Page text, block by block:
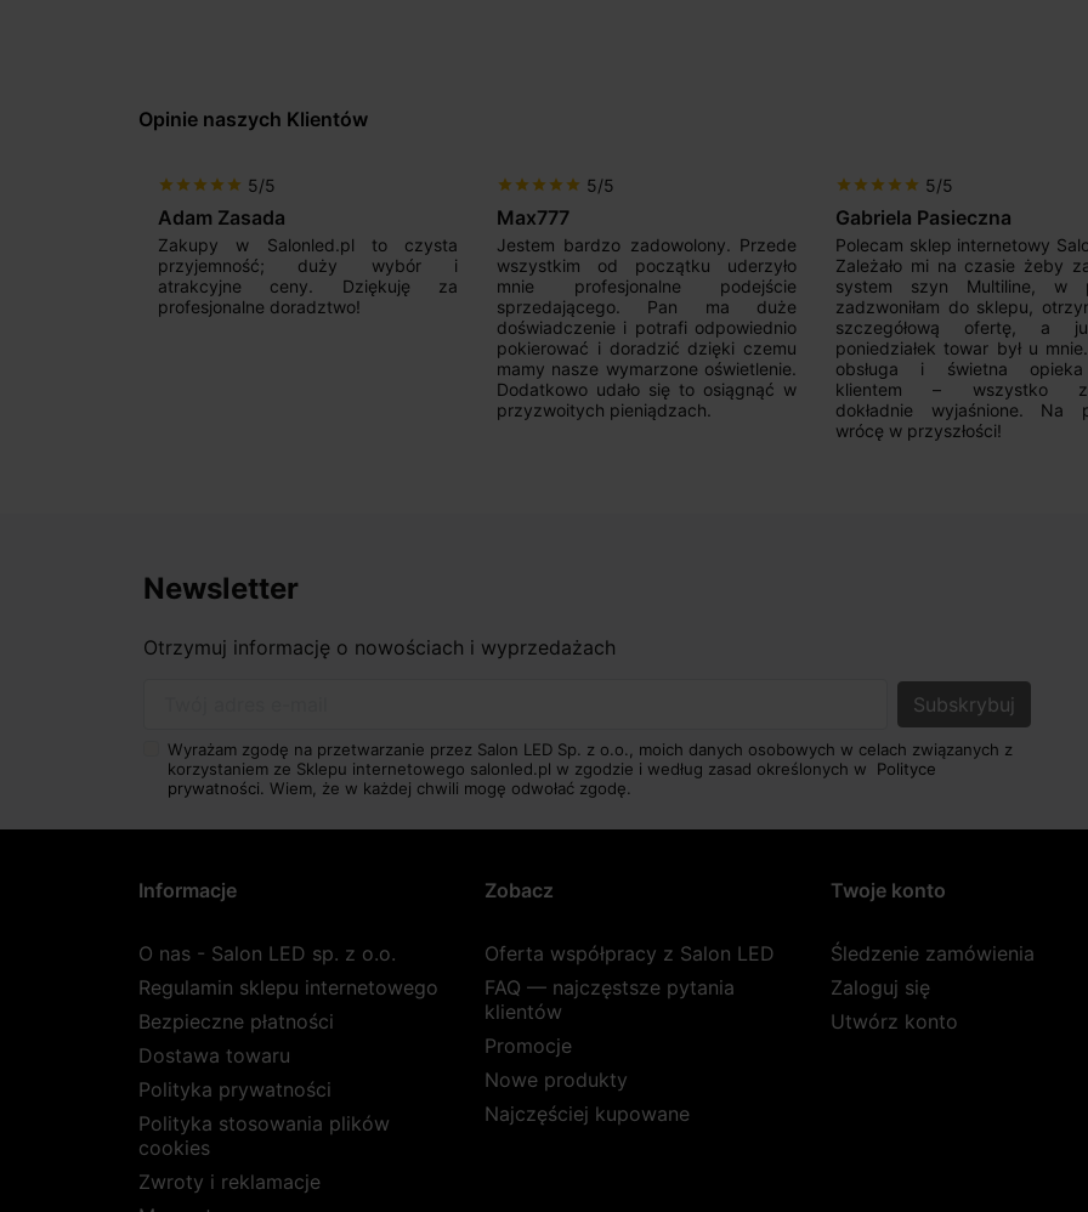
Opinie naszych Klientów
star star star star star 5/5
Adam Zasada
Zakupy w Salonled.pl to czysta
przyjemność; duży wybór i
atrakcyjne ceny. Dziękuję za
profesjonalne doradztwo!
star star star star star 5/5
Max777
Jestem bardzo zadowolony. Przede
wszystkim od początku uderzyło
mnie profesjonalne podejście
sprzedającego. Pan ma duże
doświadczenie i potrafi odpowiednio
pokierować i doradzić dzięki czemu
mamy nasze wymarzone oświetlenie.
Dodatkowo udało się to osiągnąć w
przyzwoitych pieniądzach.
star star star star star 5/5
Gabriela Pasieczna
Polecam sklep internetowy
Zależało mi na czasie żeby
system szyn Multiline, w
zadzwoniłam do sklepu,
szczegółową ofertę, a
poniedziałek towar był u
obsługa i świetna
klientem – wszystko
dokładnie wyjaśnione. Na
wrócę w przyszłości!
Newsletter
Otrzymuj informację o nowościach i wyprzedażach
Wyrażam zgodę na przetwarzanie przez Salon LED Sp. z o.o., moich danych osobowych w celach związanych z
korzystaniem ze Sklepu internetowego salonled.pl w zgodzie i według zasad określonych w Polityce
prywatności. Wiem, że w każdej chwili mogę odwołać zgodę.
Informacje
O nas - Salon LED sp. z o.o.
Regulamin sklepu internetowego
Bezpieczne płatności
Dostawa towaru
Polityka prywatności
Polityka stosowania plików
cookies
Zwroty i reklamacje
Zobacz
Oferta współpracy z Salon LED
FAQ — najczęstsze pytania
klientów
Promocje
Nowe produkty
Najczęściej kupowane
Twoje konto
Śledzenie zamówienia
Zaloguj się
Utwórz konto